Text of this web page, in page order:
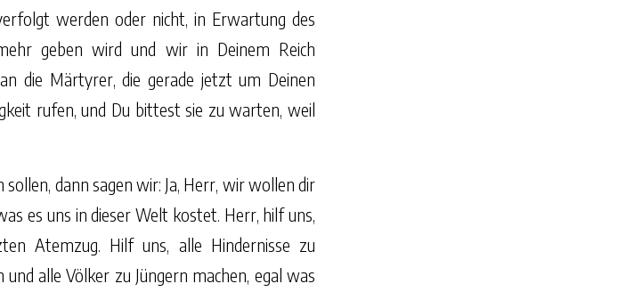
werden oder nicht, in Erwartung des
geben wird und wir in Deinem Reich
die Märtyrer, die gerade jetzt um Deinen
rufen, und Du bittest sie zu warten, weil
dann sagen wir: Ja, Herr, wir wollen dir
es uns in dieser Welt kostet. Herr, hilf uns,
Atemzug. Hilf uns, alle Hindernisse zu
alle Völker zu Jüngern machen, egal was